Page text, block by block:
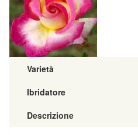
Varietà
Ibridatore
Descrizione